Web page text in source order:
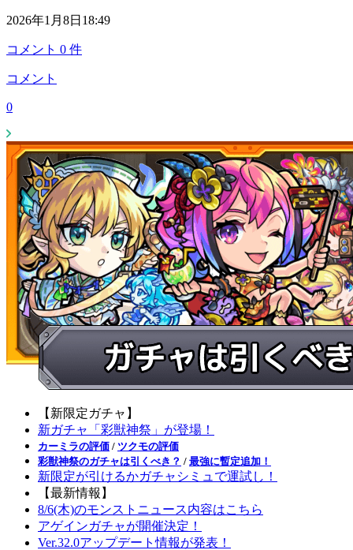
2026年1月8日18:49
コメント 0 件
コメント
0
【新限定ガチャ】
新ガチャ「彩獣神祭」が登場！
カーミラの評価 / ツクモの評価
彩獣神祭のガチャは引くべき？ / 最強に暫定追加！
新限定が引けるかガチャシミュで運試し！
【最新情報】
8/6(木)のモンストニュース内容はこちら
アゲインガチャが開催決定！
Ver.32.0アップデート情報が発表！